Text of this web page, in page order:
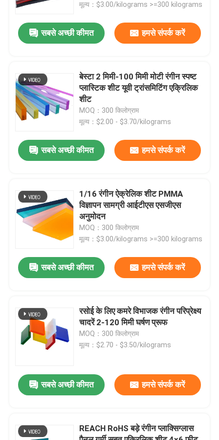
घर
विडियो
कारखाने का दौरा
गुणवत्ता नियंत्रण
हमसे संपर्क करें
समाचार
एक उद्धरण का अनुरोध करें
मूल्य：$3.00/kilograms >=300 kilograms
सबसे अच्छी कीमत हमसे संपर्क करें
बेस्टा 2 मिमी-100 मिमी मोटी रंगीन स्पष्ट
प्लास्टिक शीट यूवी ट्रांसमिटिंग एक्रिलिक
शीट
MOQ：300 किलोग्राम
मूल्य：$2.00 - $3.70/kilograms
सबसे अच्छी कीमत हमसे संपर्क करें
1/16 रंगीन ऐक्रेलिक शीट PMMA
विज्ञापन सामग्री आईटीएस एसजीएस
अनुमोदन
MOQ：300 किलोग्राम
मूल्य：$3.00/kilograms >=300 kilograms
सबसे अच्छी कीमत हमसे संपर्क करें
रसोई के लिए कमरे विभाजक रंगीन परिप्रेक्ष्य
चादरें 2-120 मिमी घर्षण प्रूफ
MOQ：300 किलोग्राम
मूल्य：$2.70 - $3.50/kilograms
सबसे अच्छी कीमत हमसे संपर्क करें
REACH RoHS बड़े रंगीन प्लाक्सिग्लास